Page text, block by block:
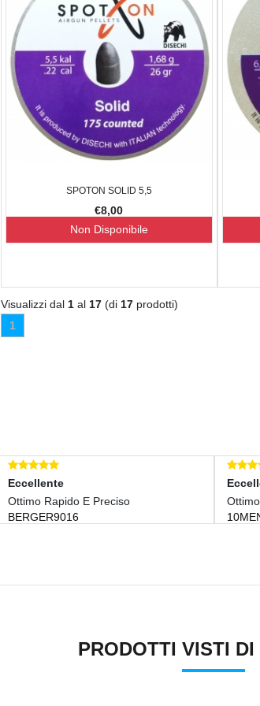
SPOTON SOLID 5,5
€8,00
Non Disponibile
Visualizzi dal 1 al 17 (di 17 prodotti)
1
Eccellente
Ottimo Rapido E Preciso
BERGER9016
PRODOTTI VISTI DI